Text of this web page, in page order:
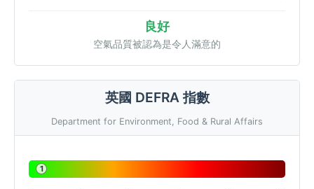
良好
空氣品質被認為是令人滿意的
英國 DEFRA 指數
Department for Environment, Food & Rural Affairs
1